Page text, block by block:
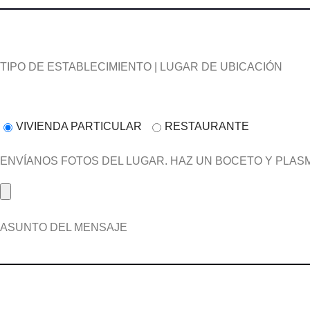
TIPO DE ESTABLECIMIENTO | LUGAR DE UBICACIÓN
VIVIENDA PARTICULAR RESTAURANTE
ENVÍANOS FOTOS DEL LUGAR. HAZ UN BOCETO Y
ASUNTO DEL MENSAJE